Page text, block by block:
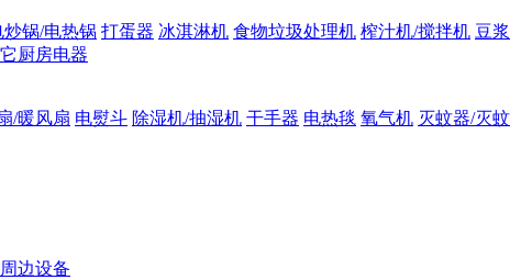
炒锅/电热锅 打蛋器 冰淇淋机 食物垃圾处理机 榨汁机/搅拌机 豆浆
厨房电器
/暖风扇 电熨斗 除湿机/抽湿机 干手器 电热毯 氧气机 灭蚊器/灭蚊
边设备